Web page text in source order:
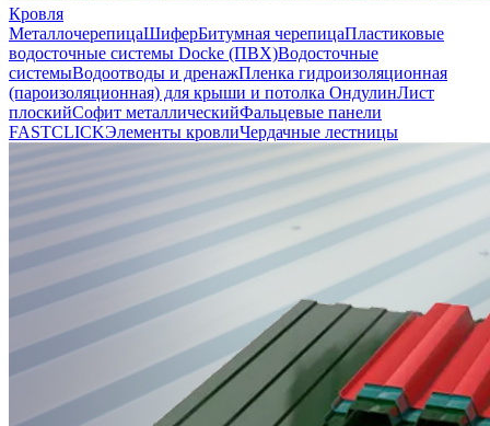
Кровля
МеталлочерепицаШиферБитумная черепицаПластиковые
водосточные системы Docke (ПВХ)Водосточные
системыВодоотводы и дренажПленка гидроизоляционная
(пароизоляционная) для крыши и потолка ОндулинЛист
плоскийСофит металлическийФальцевые панели
FASTCLICKЭлементы кровлиЧердачные лестницы